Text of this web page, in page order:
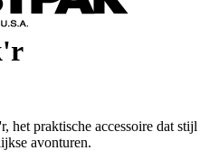
het praktische accessoire dat stijl
avonturen.